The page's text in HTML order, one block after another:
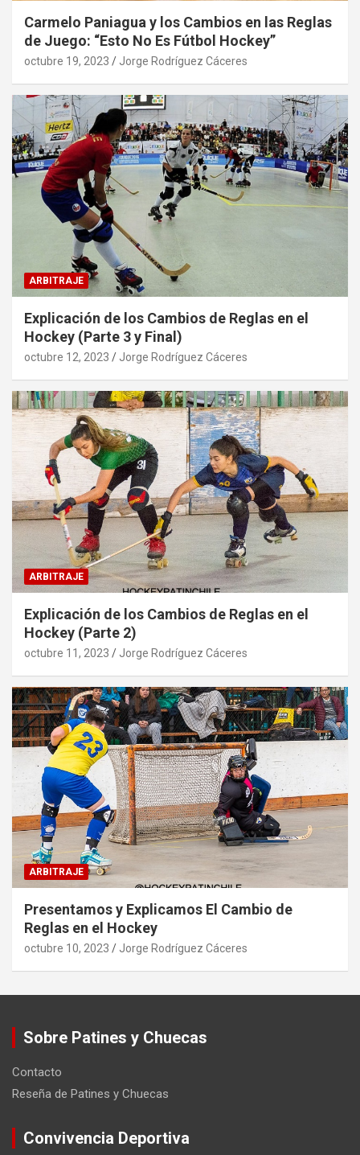
Carmelo Paniagua y los Cambios en las Reglas
de Juego: “Esto No Es Fútbol Hockey”
octubre 19, 2023 Jorge Rodríguez Cáceres
ARBITRAJE
Explicación de los Cambios de Reglas en el
Hockey (Parte 3 y Final)
octubre 12, 2023 Jorge Rodríguez Cáceres
ARBITRAJE
Explicación de los Cambios de Reglas en el
Hockey (Parte 2)
octubre 11, 2023 Jorge Rodríguez Cáceres
ARBITRAJE
Presentamos y Explicamos El Cambio de
Reglas en el Hockey
octubre 10, 2023 Jorge Rodríguez Cáceres
Sobre Patines y Chuecas
Contacto
Reseña de Patines y Chuecas
Convivencia Deportiva